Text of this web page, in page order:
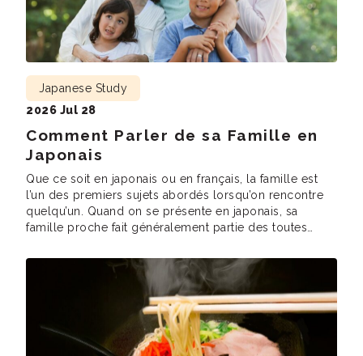
Comment Parler de sa Famille en
Japonais
Japanese Study
2026 Jul 28
Que ce soit en japonais ou en français, la famille est
l’un des premiers sujets abordés lorsqu’on rencontre
quelqu’un. Quand on se présente en japonais, sa
famille proche fait généralement partie des toutes
l’absence de sa famille, les conversations tournent
souvent autour d’elle, surtout lorsqu’il s’agit de […]